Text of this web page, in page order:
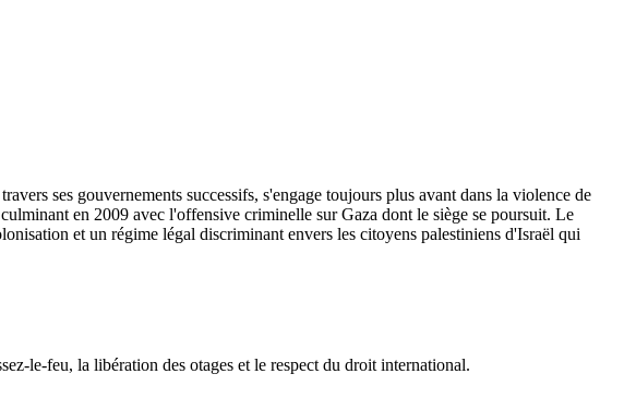
ses gouvernements successifs, s'engage toujours plus avant dans la violence de
en 2009 avec l'offensive criminelle sur Gaza dont le siège se poursuit. Le
et un régime légal discriminant envers les citoyens palestiniens d'Israël qui
le-feu, la libération des otages et le respect du droit international.